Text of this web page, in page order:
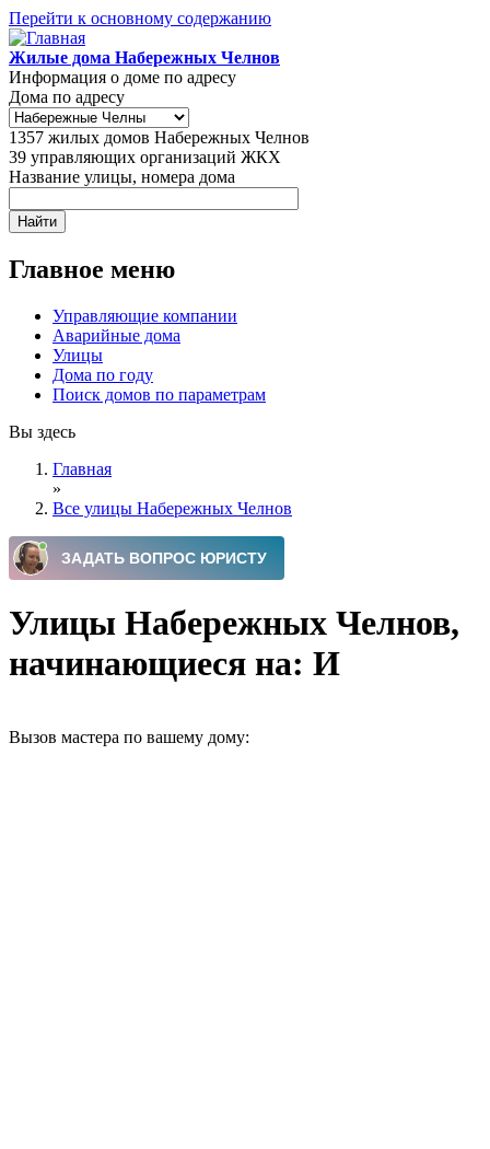
Перейти к основному содержанию
Жилые дома Набережных Челнов
Информация о доме по адресу
Дома по адресу
1357 жилых домов Набережных Челнов
39 управляющих организаций ЖКХ
Название улицы, номера дома
Главное меню
Управляющие компании
Аварийные дома
Улицы
Дома по году
Поиск домов по параметрам
Вы здесь
Главная
»
Все улицы Набережных Челнов
Улицы Набережных Челнов,
начинающиеся на: И
Вызов мастера по вашему дому: